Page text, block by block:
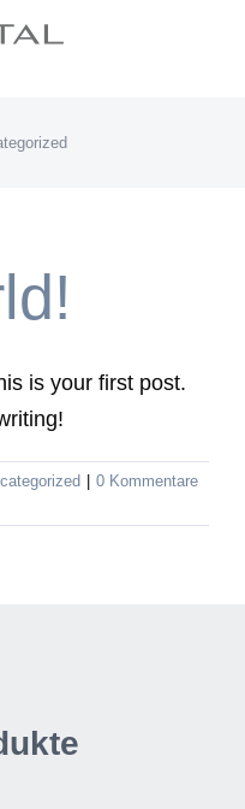
is your first post.
0 Kommentare